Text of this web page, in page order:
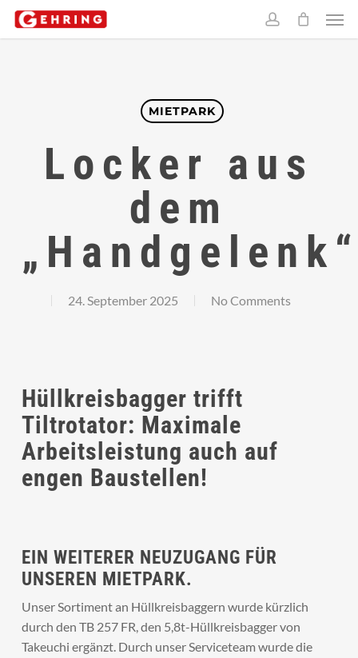
Skip
account
MIETPARK
Locker aus
dem
24. September 2025 No Comments
Hüllkreisbagger trifft
Tiltrotator: Maximale
Arbeitsleistung auch auf
engen Baustellen!
EIN WEITERER NEUZUGANG FÜR
UNSEREN MIETPARK.
Unser Sortiment an Hüllkreisbaggern wurde kürzlich
durch den TB 257 FR, den 5,8t-Hüllkreisbagger von
Takeuchi ergänzt. Durch unser Serviceteam wurde die